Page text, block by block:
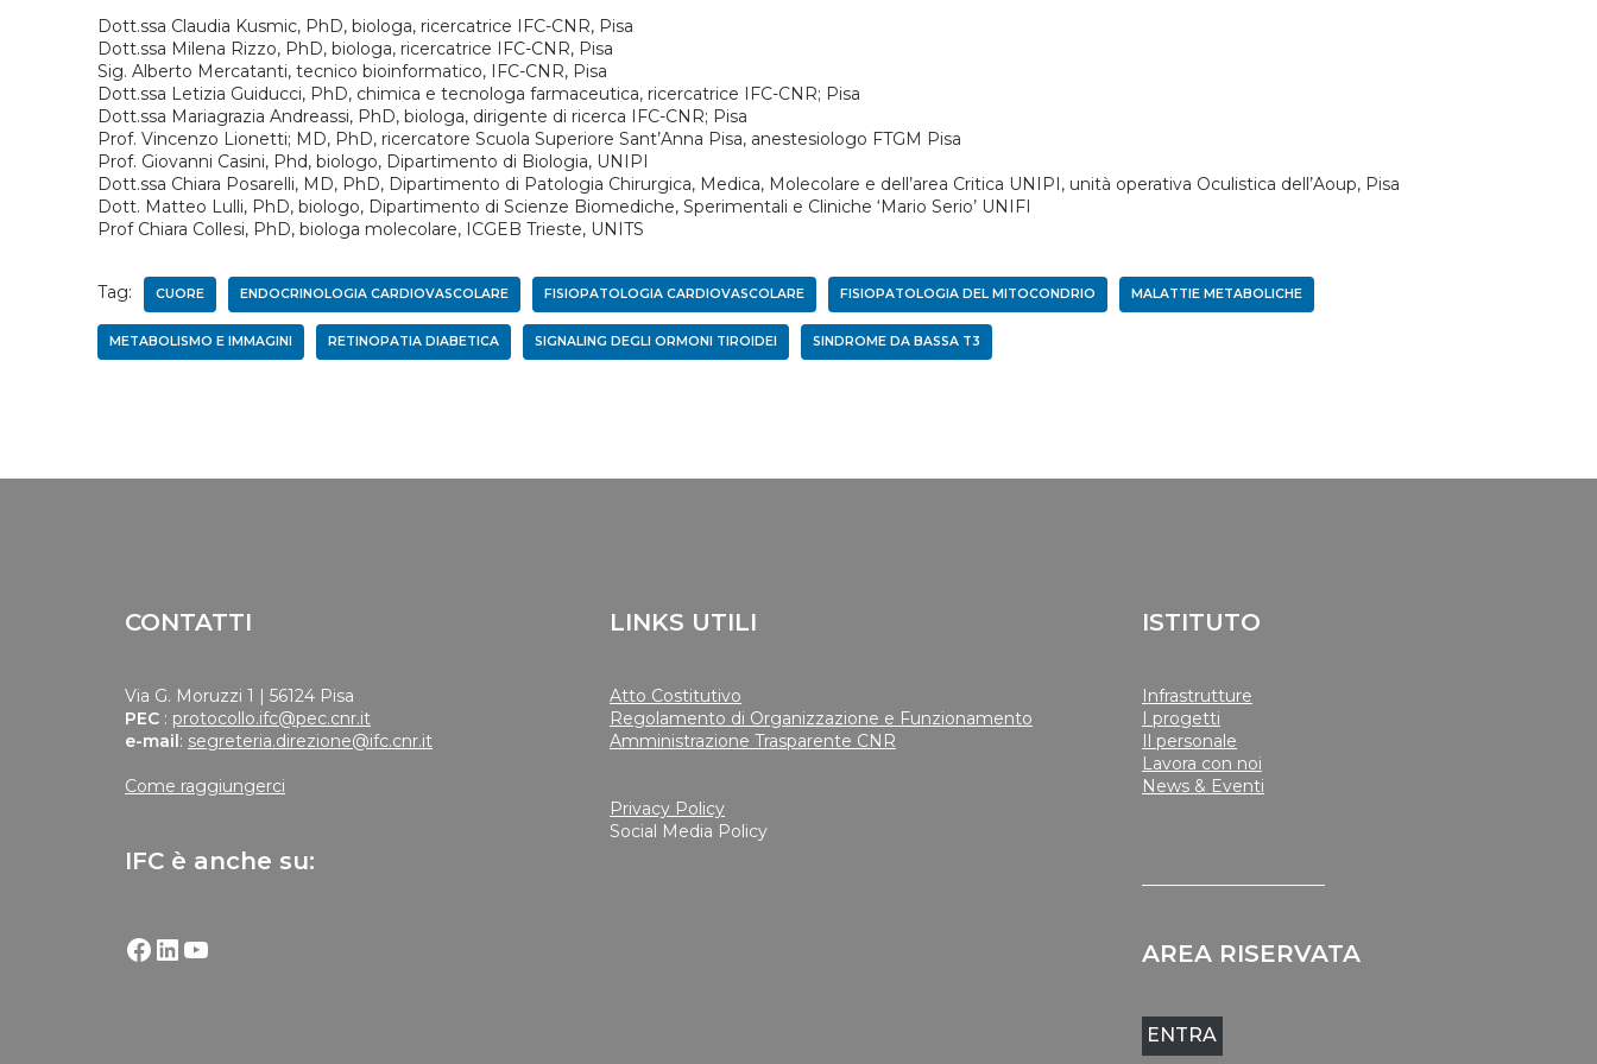
Dott.ssa Claudia Kusmic, PhD, biologa, ricercatrice IFC-CNR, Pisa
Dott.ssa Milena Rizzo, PhD, biologa, ricercatrice IFC-CNR, Pisa
Sig. Alberto Mercatanti, tecnico bioinformatico, IFC-CNR, Pisa
Dott.ssa Letizia Guiducci, PhD, chimica e tecnologa farmaceutica, ricercatrice IFC-CNR; Pisa
Dott.ssa Mariagrazia Andreassi, PhD, biologa, dirigente di ricerca IFC-CNR; Pisa
Prof. Vincenzo Lionetti; MD, PhD, ricercatore Scuola Superiore Sant’Anna Pisa, anestesiologo FTGM Pisa
Prof. Giovanni Casini, Phd, biologo, Dipartimento di Biologia, UNIPI
Dott.ssa Chiara Posarelli, MD, PhD, Dipartimento di Patologia Chirurgica, Medica, Molecolare e dell’area Critica UNIPI, unità operativa Oculistica dell’Aoup, Pisa
Dott. Matteo Lulli, PhD, biologo, Dipartimento di Scienze Biomediche, Sperimentali e Cliniche ‘Mario Serio’ UNIFI
Prof Chiara Collesi, PhD, biologa molecolare, ICGEB Trieste, UNITS
Tag: CUORE ENDOCRINOLOGIA CARDIOVASCOLARE FISIOPATOLOGIA CARDIOVASCOLARE FISIOPATOLOGIA DEL MITOCONDRIO MALATTIE METABOLICHE
METABOLISMO E IMMAGINI RETINOPATIA DIABETICA SIGNALING DEGLI ORMONI TIROIDEI SINDROME DA BASSA T3
CONTATTI
Via G. Moruzzi 1 | 56124 Pisa
PEC : protocollo.ifc@pec.cnr.it
e-mail : segreteria.direzione@ifc.cnr.it
Come raggiungerci
IFC è anche su:
LINKS UTILI
Atto Costitutivo
Regolamento di Organizzazione e Funzionamento
Amministrazione Trasparente CNR
Privacy Policy
Social Media Policy
ISTITUTO
Infrastrutture
I progetti
Il personale
Lavora con noi
News & Eventi
AREA RISERVATA
ENTRA